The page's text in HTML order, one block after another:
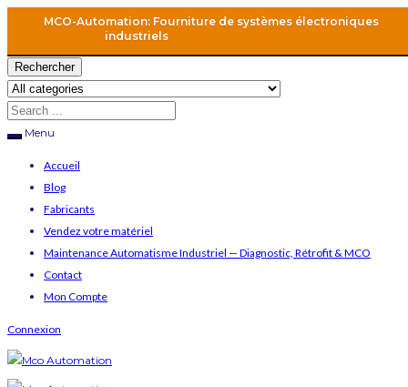
MCO-Automation: Fourniture de systèmes électroniques
industriels
Rechercher
Menu
Accueil
Blog
Fabricants
Vendez votre matériel
Maintenance Automatisme Industriel — Diagnostic, Rétrofit & MCO
Contact
Mon Compte
Connexion